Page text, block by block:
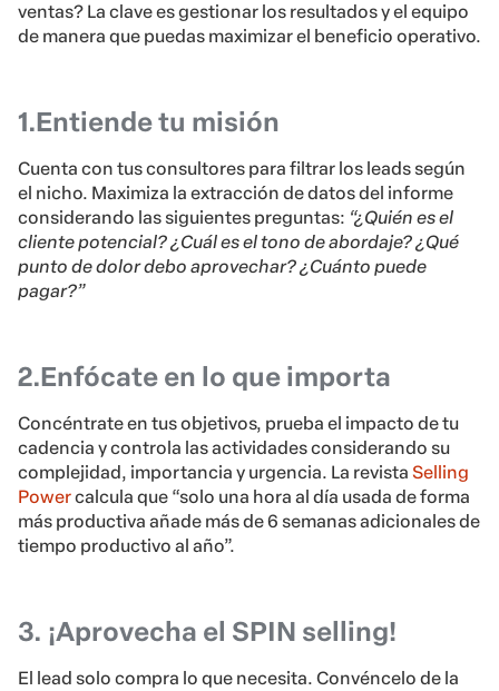
ventas? La clave es gestionar los resultados y el equipo
de manera que puedas maximizar el beneficio operativo.
1.Entiende tu misión
Cuenta con tus consultores para filtrar los leads según
el nicho. Maximiza la extracción de datos del informe
considerando las siguientes preguntas: “¿Quién es el
cliente potencial? ¿Cuál es el tono de abordaje? ¿Qué
punto de dolor debo aprovechar? ¿Cuánto puede
pagar?”
2.Enfócate en lo que importa
Concéntrate en tus objetivos, prueba el impacto de tu
cadencia y controla las actividades considerando su
complejidad, importancia y urgencia. La revista Selling
Powercalcula que “solo una hora al día usada de forma
más productiva añade más de 6 semanas adicionales de
tiempo productivo al año”.
3. ¡Aprovecha el SPIN selling!
El lead solo compra lo que necesita. Convéncelo de la